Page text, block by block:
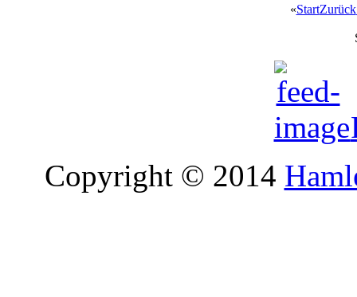
«StartZurück
Copyright © 2014